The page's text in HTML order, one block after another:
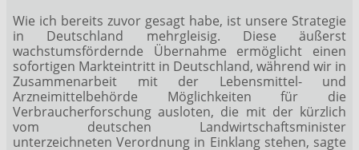
Wie ich bereits zuvor gesagt habe, ist unsere Strategie
in Deutschland mehrgleisig. Diese äußerst
wachstumsfördernde Übernahme ermöglicht einen
sofortigen Markteintritt in Deutschland, während wir in
Zusammenarbeit mit der Lebensmittel- und
Arzneimittelbehörde Möglichkeiten für die
Verbraucherforschung ausloten, die mit der kürzlich
vom deutschen Landwirtschaftsminister
unterzeichneten Verordnung in Einklang stehen, sagte